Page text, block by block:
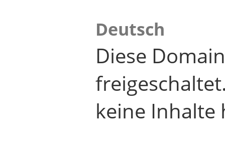
Deutsch
Diese
keine Inhalte